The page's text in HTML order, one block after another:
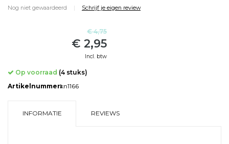
Nog niet gewaardeerd Schrijf je eigen review
€ 4,75
€ 2,95
Incl. btw
Op voorraad (4 stuks)
Artikelnummer:kn1166
INFORMATIE REVIEWS